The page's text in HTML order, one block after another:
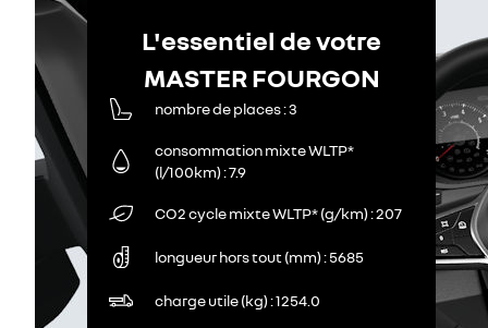
L'essentiel de votre
MASTER FOURGON
nombre de places 3
consommation mixte WLTP*
(l/100km) 7.9
CO2 cycle mixte WLTP* (g/km) 207
longueur hors tout (mm) 5685
charge utile (kg) 1254.0